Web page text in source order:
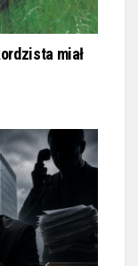
miał